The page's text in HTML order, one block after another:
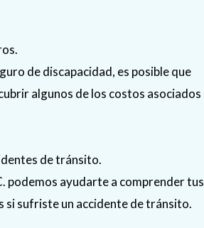
de discapacidad, es posible que
algunos de los costos asociados
de tránsito.
podemos ayudarte a comprender tus
si sufriste un accidente de tránsito.